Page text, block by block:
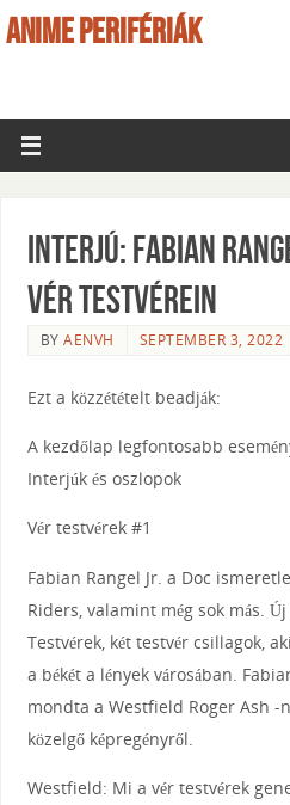
ANIME PERIFÉRIÁK
Interjú: Fabian
vér testvérein
BYAENVH SEPTEMBER 3, 2022
Ezt a közzétételt beadják:
A kezdőlap legfontosabb
Interjúk és oszlopok
Vér testvérek #1
Fabian Rangel Jr. a Doc
Riders, valamint még sok más.
Testvérek, két testvér csillagok,
a békét a lények városában.
mondta a Westfield Roger Ash -
közelgő képregényről.
Westfield: Mi a vér testvérek